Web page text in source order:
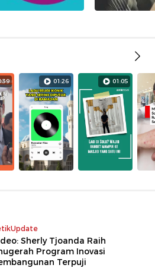
01:26 01:05
Sherly Tjoanda Raih
Program Inovasi
Terpuji